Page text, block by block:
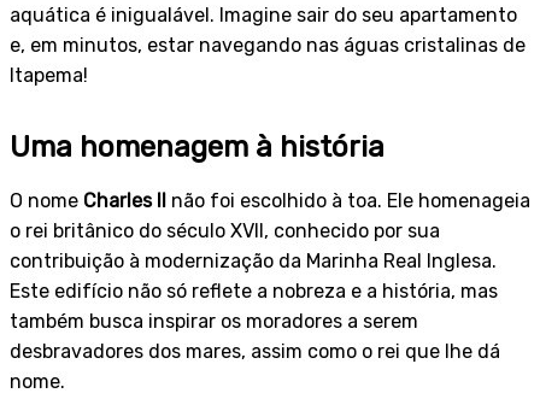
aquática é inigualável. Imagine sair do seu apartamento
e, em minutos, estar navegando nas águas cristalinas de
Itapema!
Uma homenagem à história
O nome Charles II não foi escolhido à toa. Ele homenageia
o rei britânico do século XVII, conhecido por sua
contribuição à modernização da Marinha Real Inglesa.
Este edifício não só reflete a nobreza e a história, mas
também busca inspirar os moradores a serem
desbravadores dos mares, assim como o rei que lhe dá
nome.